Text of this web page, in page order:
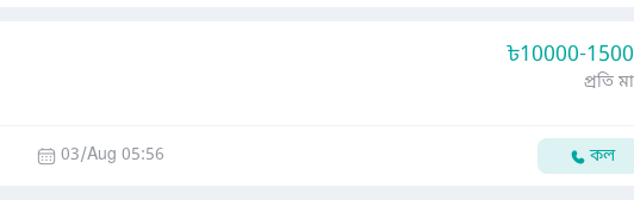
৳10000-
প্রতি
03/Aug 05:56 কল